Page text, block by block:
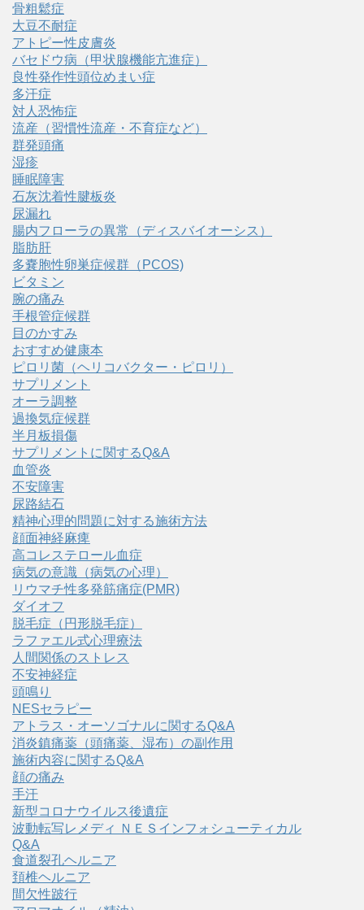
骨粗鬆症
大豆不耐症
アトピー性皮膚炎
バセドウ病（甲状腺機能亢進症）
良性発作性頭位めまい症
多汗症
対人恐怖症
流産（習慣性流産・不育症など）
群発頭痛
湿疹
睡眠障害
石灰沈着性腱板炎
尿漏れ
腸内フローラの異常（ディスバイオーシス）
脂肪肝
多嚢胞性卵巣症候群（PCOS)
ビタミン
腕の痛み
手根管症候群
目のかすみ
おすすめ健康本
ピロリ菌（ヘリコバクター・ピロリ）
サプリメント
オーラ調整
過換気症候群
半月板損傷
サプリメントに関するQ&A
血管炎
不安障害
尿路結石
精神心理的問題に対する施術方法
顔面神経麻痺
高コレステロール血症
病気の意識（病気の心理）
リウマチ性多発筋痛症(PMR)
ダイオフ
脱毛症（円形脱毛症）
ラファエル式心理療法
人間関係のストレス
不安神経症
頭鳴り
NESセラピー
アトラス・オーソゴナルに関するQ&A
消炎鎮痛薬（頭痛薬、湿布）の副作用
施術内容に関するQ&A
顔の痛み
手汗
新型コロナウイルス後遺症
波動転写レメディ ＮＥＳインフォシューティカル
Q&A
食道裂孔ヘルニア
頚椎ヘルニア
間欠性跛行